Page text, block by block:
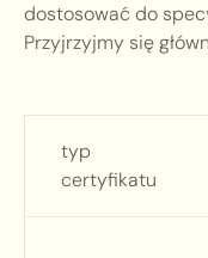
dostosować do
Przyjrzyjmy się
typ
certyfikatu